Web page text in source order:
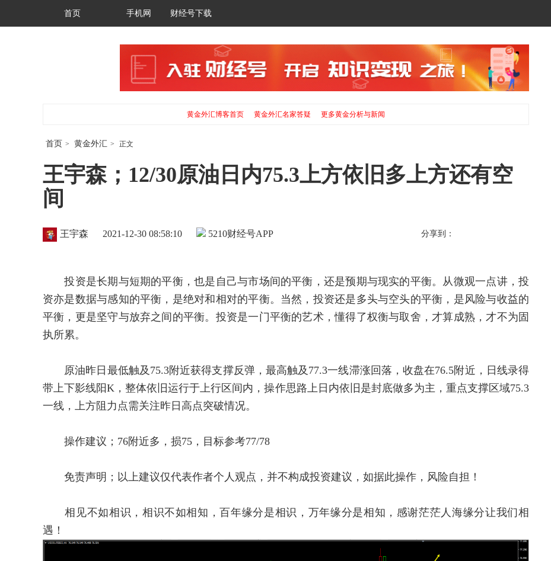
首页 手机网 财经号下载
黄金外汇博客首页 黄金外汇名家答疑 更多黄金分析与新闻
首页 > 黄金外汇 > 正文
王宇森；12/30原油日内75.3上方依旧多上方还有空
间
财经号APP
王宇森 2021-12-30 08:58:10 5210 分享到：
投资是长期与短期的平衡，也是自己与市场间的平衡，还是预期与现实的平衡。从微观一点讲，投
资亦是数据与感知的平衡，是绝对和相对的平衡。当然，投资还是多头与空头的平衡，是风险与收益的
平衡，更是坚守与放弃之间的平衡。投资是一门平衡的艺术，懂得了权衡与取舍，才算成熟，才不为固
执所累。
原油昨日最低触及75.3附近获得支撑反弹，最高触及77.3一线滞涨回落，收盘在76.5附近，日线录得
带上下影线阳K，整体依旧运行于上行区间内，操作思路上日内依旧是封底做多为主，重点支撑区域75.3
一线，上方阻力点需关注昨日高点突破情况。
操作建议；76附近多，损75，目标参考77/78
免责声明；以上建议仅代表作者个人观点，并不构成投资建议，如据此操作，风险自担！
相见不如相识，相识不如相知，百年缘分是相识，万年缘分是相知，感谢茫茫人海缘分让我们相
遇！